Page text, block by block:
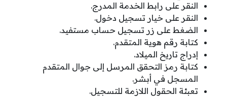
النقر على رابط الخدمة المدرج.
النقر على خيار تسجيل دخول.
الضغط على زر تسجيل حساب مستفيد.
كتابة رقم هوية المتقدم.
إدراج تاريخ الميلاد.
كتابة رمز التحقق المرسل إلى جوال المتقدم
المسجل في أبشر.
تعبئة الحقول اللازمة للتسجيل.